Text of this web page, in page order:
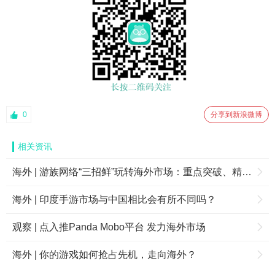
0 分享到新浪微博
相关资讯
海外 | 游族网络“三招鲜”玩转海外市场：重点突破、精准定位玩家、拼研发
海外 | 印度手游市场与中国相比会有所不同吗？
观察 | 点入推Panda Mobo平台 发力海外市场
海外 | 你的游戏如何抢占先机，走向海外？